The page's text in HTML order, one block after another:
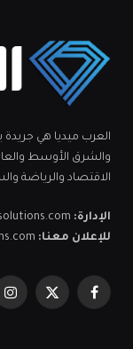
العرب ميديا هي جريدة
الاقتصاد والرياضة
الإدارة:
للإعلان معنا:
فيسبوكX